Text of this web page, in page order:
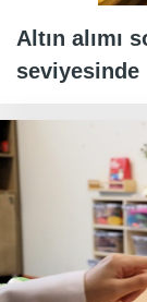
Altın alımı
seviyesinde